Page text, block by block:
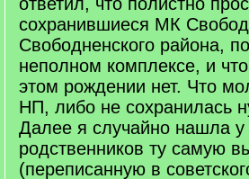
сохранившиеся МК
Свободненского района,
неполном комплексе, и
этом рождении нет. Что
НП, либо не сохранилась
Далее я случайно нашла у
родственников ту самую
(переписанную в